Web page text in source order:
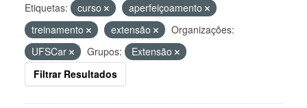
Etiquetas: curso
aperfeiçoamento
treinamento
extensão
Organizações:
UFSCar
Grupos:
Extensão
Filtrar Resultados